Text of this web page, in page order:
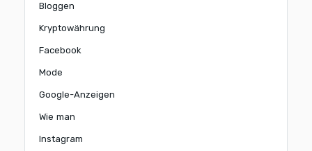
Bloggen
Kryptowährung
Facebook
Mode
Google-Anzeigen
Wie man
Instagram